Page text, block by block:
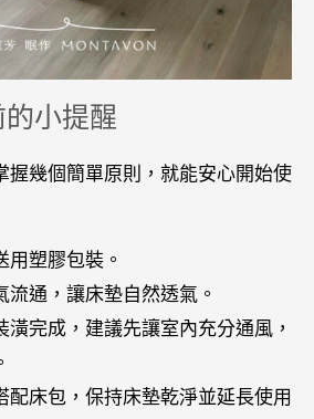
小提醒
握幾個簡單原則，就能安心開始使
用塑膠包裝。
流通，讓床墊自然透氣。
潢完成，建議先讓室內充分通風，
配床包，保持床墊乾淨並延長使用